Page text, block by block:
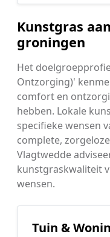
Kunstgras
groningen
Het
Ontzorging)'
comfort en
hebben. Lokale
specifieke wensen
complete,
Vlagtwedde
kunstgraskwaliteit
wensen.
Tuin &